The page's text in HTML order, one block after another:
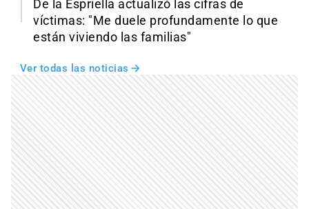
De la Espriella actualizó las cifras de
víctimas: "Me duele profundamente lo que
están viviendo las familias"
Ver todas las noticias